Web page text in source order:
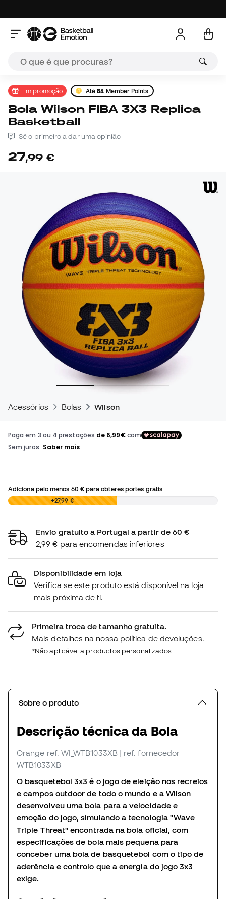
Em promoção Até84 Member Points
Bola Wilson FIBA 3X3 Replica
Basketball
Sê o primeiro a dar uma opinião
27,99 €
Acessórios Bolas Wilson
Adiciona pelo menos 60 €para obteres portes grátis
0,00 € +27,99 €
Envio gratuito a Portugal a partir de 60 €
2,99 € para encomendas inferiores
Disponibilidade em loja
Verifica se este produto está disponível na loja
mais próxima de ti.
Primeira troca de tamanho gratuita.
Mais detalhes na nossa política de devoluções.
*Não aplicável a productos personalizados.
Sobre o produto
Descrição técnica da Bola
Orange ref. WI_WTB1033XB | ref. fornecedor
WTB1033XB
O basquetebol 3x3 é o jogo de eleição nos recreios
e campos outdoor de todo o mundo e a Wilson
desenvolveu uma bola para a velocidade e
emoção do jogo, simulando a tecnologia "Wave
Triple Threat" encontrada na bola oficial, com
especificações de bola mais pequena para
conceber uma bola de basquetebol com o tipo de
aderência e controlo que a energia do jogo 3x3
exige.